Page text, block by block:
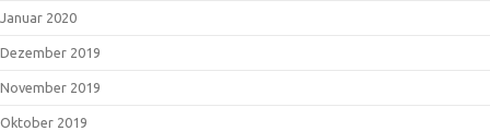
Januar 2020
Dezember 2019
November 2019
Oktober 2019